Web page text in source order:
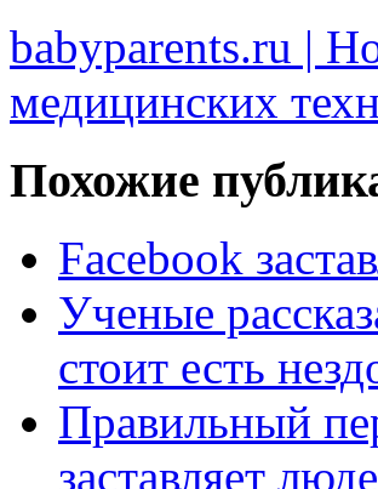
babyparents.ru |
медицинских
Похожие
Facebook
Ученые
стоит есть
Правильный
заставляет